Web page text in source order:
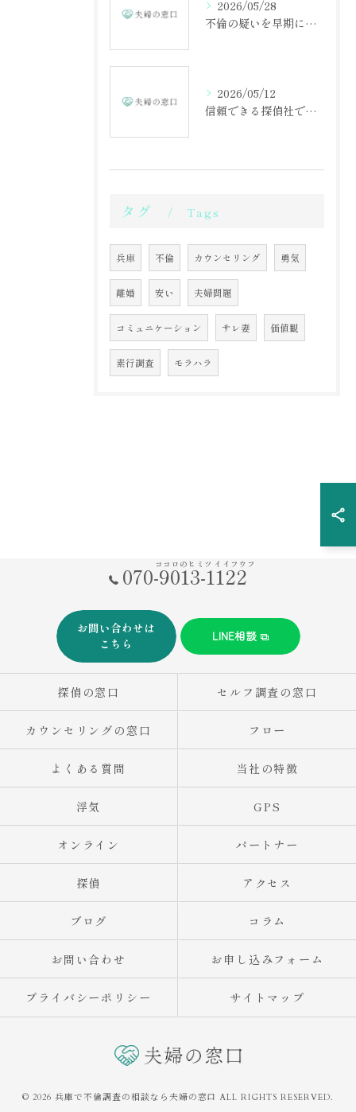
2026/05/28
不倫の疑いを早期に見抜くための相談の重要性
2026/05/12
信頼できる探偵社で不倫調査を始める第一歩
タグ Tags
兵庫 不倫 カウンセリング 勇気
離婚 安い 夫婦問題
コミュニケーション サレ妻 価値観
素行調査 モラハラ
070-9013-1122
ココロのヒミツ イイフウフ
お問い合わせは
こちら
LINE相談
探偵の窓口 セルフ調査の窓口
カウンセリングの窓口 フロー
よくある質問 当社の特徴
浮気 GPS
オンライン パートナー
探偵 アクセス
ブログ コラム
お問い合わせ お申し込みフォーム
プライバシーポリシー サイトマップ
© 2026 兵庫で不倫調査の相談なら夫婦の窓口 ALL RIGHTS RESERVED.